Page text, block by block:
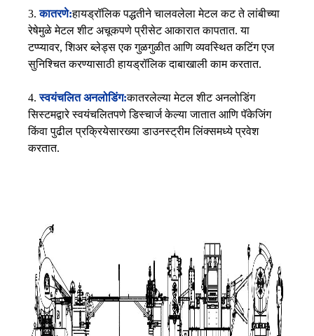
3.कातरणे:हायड्रॉलिक पद्धतीने चालवलेला मेटल कट ते लांबीच्या
रेषेमुळे मेटल शीट अचूकपणे प्रीसेट आकारात कापतात. या
टप्प्यावर, शिअर ब्लेड्स एक गुळगुळीत आणि व्यवस्थित कटिंग एज
सुनिश्चित करण्यासाठी हायड्रॉलिक दाबाखाली काम करतात.
4.स्वयंचलित अनलोडिंग:कातरलेल्या मेटल शीट अनलोडिंग
सिस्टमद्वारे स्वयंचलितपणे डिस्चार्ज केल्या जातात आणि पॅकेजिंग
किंवा पुढील प्रक्रियेसारख्या डाउनस्ट्रीम लिंक्समध्ये प्रवेश
करतात.